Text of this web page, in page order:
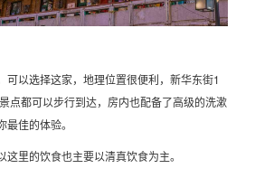
可以选择这家，地理位置很便利，新华东街1
点都可以步行到达，房内也配备了高级的洗漱
佳的体验。
里的饮食也主要以清真饮食为主。